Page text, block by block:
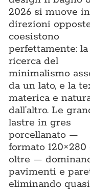
2026 si muove
direzioni
coesistono
perfettamente: la
ricerca del
minimalismo
da un lato, e la
materica e
dall’altro. Le
lastre in gres
porcellanato —
formato 120×280
oltre —
pavimenti e
eliminando